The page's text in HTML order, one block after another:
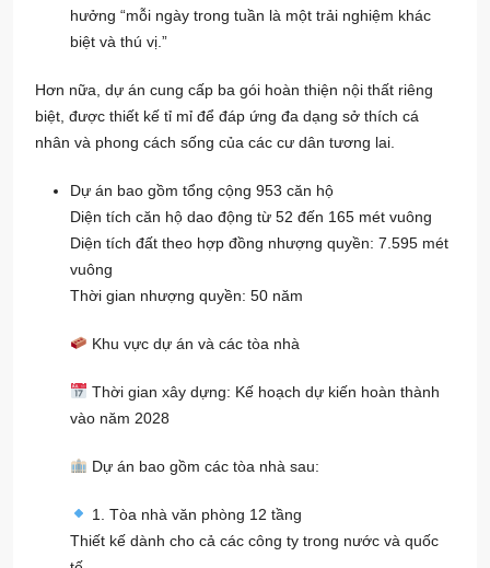
hưởng “mỗi ngày trong tuần là một trải nghiệm khác
biệt và thú vị.”
Hơn nữa, dự án cung cấp ba gói hoàn thiện nội thất riêng
biệt, được thiết kế tỉ mỉ để đáp ứng đa dạng sở thích cá
nhân và phong cách sống của các cư dân tương lai.
Dự án bao gồm tổng cộng 953 căn hộ
Diện tích căn hộ dao động từ 52 đến 165 mét vuông
Diện tích đất theo hợp đồng nhượng quyền: 7.595 mét
vuông
Thời gian nhượng quyền: 50 năm
Khu vực dự án và các tòa nhà
Thời gian xây dựng: Kế hoạch dự kiến hoàn thành
vào năm 2028
Dự án bao gồm các tòa nhà sau:
1. Tòa nhà văn phòng 12 tầng
Thiết kế dành cho cả các công ty trong nước và quốc